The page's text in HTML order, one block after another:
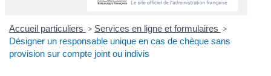
Accueil particuliers > Services en ligne et formulaires >
Désigner un responsable unique en cas de chèque sans
provision sur compte joint ou indivis